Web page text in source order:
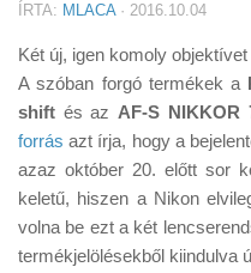
Tudástár
Tanácsok
Érdekességek
Helyszíni Riport
E-BB
ÍRTA: MLACA· 2016.10.04
Két új, igen komoly
A szóban forgó termékek a
shift és az AF-S NIKKOR
forrás azt írja, hogy a
azaz október 20. előtt sor
keletű, hiszen a Nikon
volna be ezt a két
termékjelölésekből kiindulva